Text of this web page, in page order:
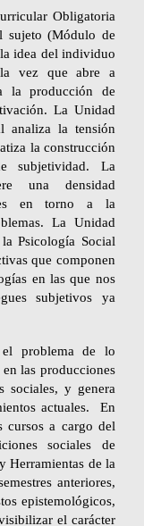
Obligatoria
sujeto (Módulo de
idea del individuo
vez que abre a
la producción de
La Unidad
analiza la tensión
la construcción
subjetividad. La
una densidad
en torno a la
La Unidad
Psicología Social
que componen
en las que nos
subjetivos ya
problema de lo
las producciones
sociales, y genera
actuales. En
cursos a cargo del
sociales de
Herramientas de la
anteriores,
epistemológicos,
el carácter